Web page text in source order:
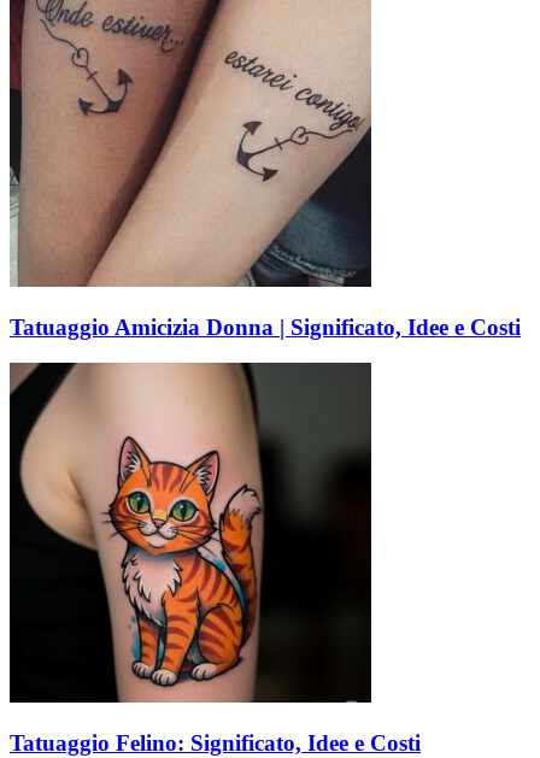
Tatuaggio Amicizia Donna | Significato, Idee e Costi
Tatuaggio Felino: Significato, Idee e Costi